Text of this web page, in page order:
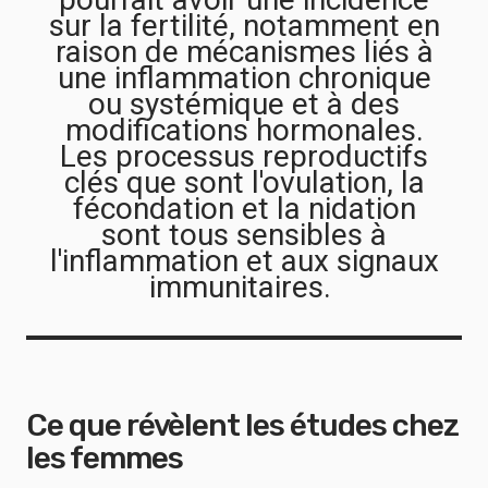
sur la fertilité, notamment en
raison de mécanismes liés à
une inflammation chronique
ou systémique et à des
modifications hormonales.
Les processus reproductifs
clés que sont l'ovulation, la
fécondation et la nidation
sont tous sensibles à
l'inflammation et aux signaux
immunitaires.
Ce que révèlent les études chez
les femmes